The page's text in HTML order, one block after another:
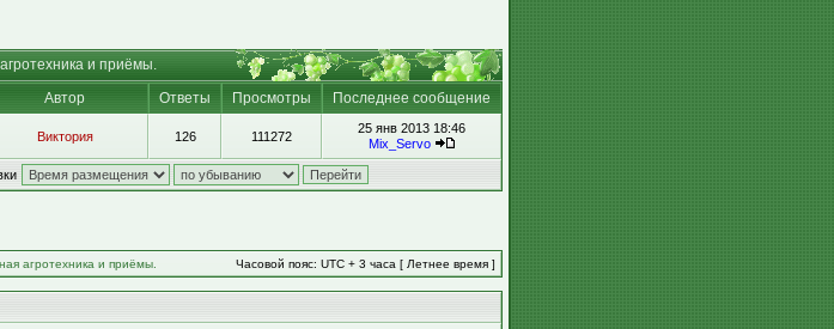
и приёмы.
Автор Ответы Просмотры
Последнее сообщение
Виктория 126 111272
25 янв 2013 18:46
Mix_Servo
агротехника и приёмы. Часовой пояс: UTC + 3 часа [ Летнее время ]